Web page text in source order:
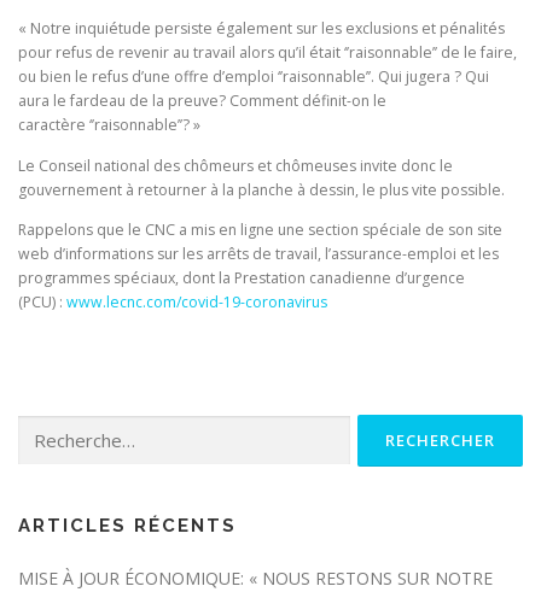
« Notre inquiétude persiste également sur les exclusions et pénalités
pour refus de revenir au travail alors qu’il était ‘’raisonnable’’ de le faire,
ou bien le refus d’une offre d’emploi ‘’raisonnable’’. Qui jugera ? Qui
aura le fardeau de la preuve? Comment définit-on le
caractère ‘’raisonnable’’? »
Le Conseil national des chômeurs et chômeuses invite donc le
gouvernement à retourner à la planche à dessin, le plus vite possible.
Rappelons que le CNC a mis en ligne une section spéciale de son site
web d’informations sur les arrêts de travail, l’assurance-emploi et les
programmes spéciaux, dont la Prestation canadienne d’urgence
(PCU) : www.lecnc.com/covid-19-coronavirus
ARTICLES RÉCENTS
MISE À JOUR ÉCONOMIQUE: « NOUS RESTONS SUR NOTRE